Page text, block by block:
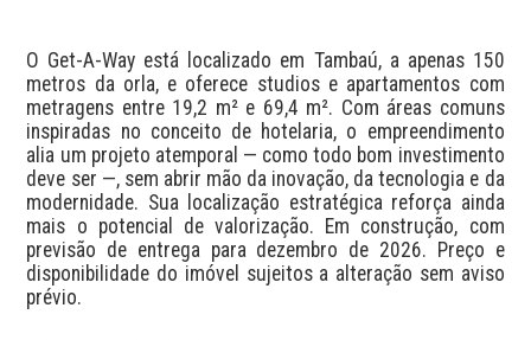
O Get-A-Way está localizado em Tambaú, a apenas 150
metros da orla, e oferece studios e apartamentos com
metragens entre 19,2 m² e 69,4 m². Com áreas comuns
inspiradas no conceito de hotelaria, o empreendimento
alia um projeto atemporal — como todo bom investimento
deve ser —, sem abrir mão da inovação, da tecnologia e da
modernidade. Sua localização estratégica reforça ainda
mais o potencial de valorização. Em construção, com
previsão de entrega para dezembro de 2026. Preço e
disponibilidade do imóvel sujeitos a alteração sem aviso
prévio.